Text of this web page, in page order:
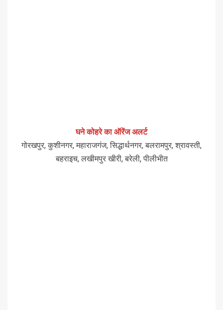
घने कोहरे का ऑरेंज अलर्ट
गोरखपुर, कुशीनगर, महाराजगंज, सिद्धार्थनगर, बलरामपुर, श्रावस्ती,
बहराइच, लखीमपुर खीरी, बरेली, पीलीभीत